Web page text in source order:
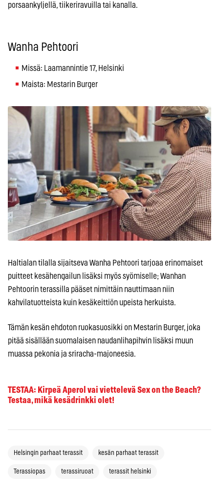
porsaankyljellä, tiikeriravuilla tai kanalla.
Wanha Pehtoori
Missä: Laamannintie 17, Helsinki
Maista: Mestarin Burger
Haltialan tilalla sijaitseva Wanha Pehtoori tarjoaa erinomaiset
puitteet kesähengailun lisäksi myös syömiselle; Wanhan
Pehtoorin terassilla pääset nimittäin nauttimaan niin
kahvilatuotteista kuin kesäkeittiön upeista herkuista.
Tämän kesän ehdoton ruokasuosikki on Mestarin Burger, joka
pitää sisällään suomalaisen naudanlihapihvin lisäksi muun
muassa pekonia ja sriracha-majoneesia.
TESTAA: Kirpeä Aperol vai viettelevä Sex on the Beach?
Testaa, mikä kesädrinkki olet!
Helsingin parhaat terassit kesän parhaat terassit
Terassiopas terassiruoat terassit helsinki